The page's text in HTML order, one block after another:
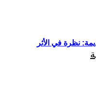
نظرة في الأثر